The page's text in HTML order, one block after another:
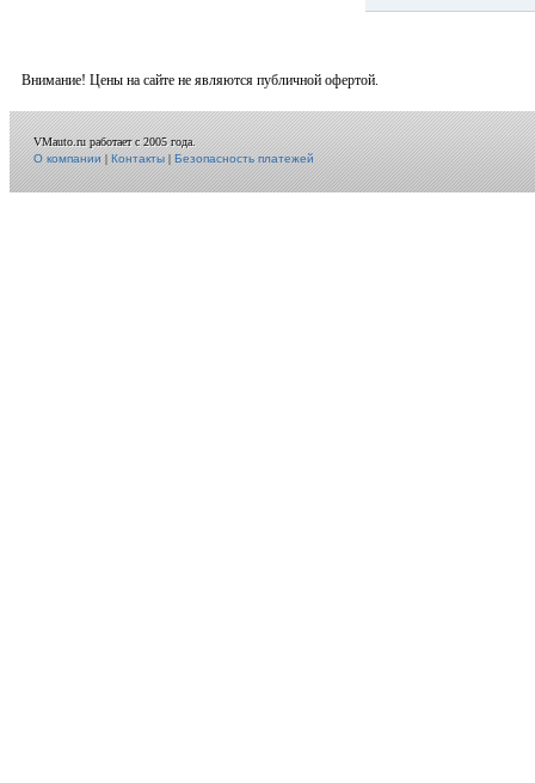
Внимание! Цены на сайте не являются публичной офертой.
VMauto.ru работает с 2005 года.
О компании|Контакты|Безопасность платежей